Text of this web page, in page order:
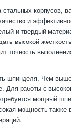
стальных корпусов,
и
и твердый
высокой
точность
шпинделя. Чем
Для работы с
мощный
мощность также